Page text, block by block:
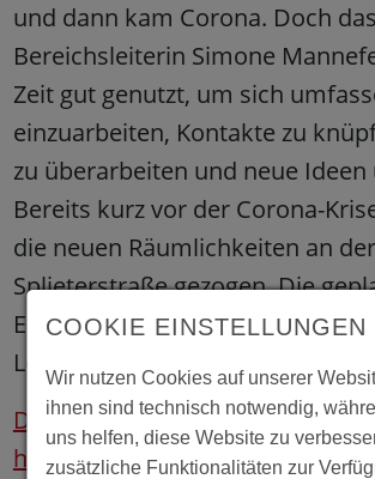
und dann kam Corona. Doch
Bereichsleiterin Simone
Zeit gut genutzt, um sich
einzuarbeiten, Kontakte zu
zu überarbeiten und neue Ideen
Bereits kurz vor der Corona-
die neuen Räumlichkeiten an der
Splieterstraße gezogen. Die
Eröffnungsfeier musste aufgrund
Lockdowns leider ausfallen.
Deshalb stellen wir an dieser
hier einmal per Kurzvideo vor.
COOKIE EINSTELLUNGEN
Wir nutzen Cookies auf unserer
ihnen sind technisch notwendig,
uns helfen, diese Website zu
zusätzliche Funktionalitäten zur